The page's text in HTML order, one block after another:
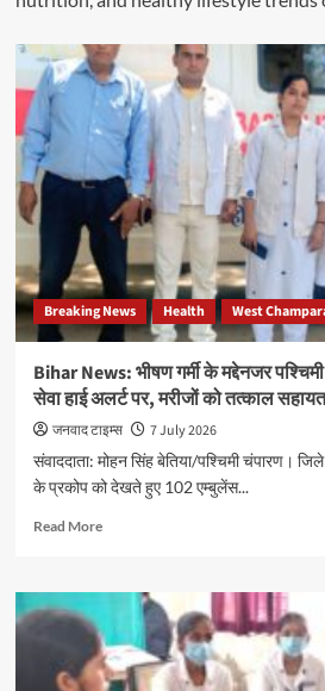
Breaking News Health West
Bihar News: भीषण गर्मी के मद्देनजर
सेवा हाई अलर्ट पर, मरीजों को तत्काल
जनवाद टाइम्स
7 July 2026
संवाददाता: मोहन सिंह बेतिया/पश्चिमी चंपारण।
के प्रकोप को देखते हुए 102 एम्बुलेंस...
Read MoreRead
Bihar
भीषण
गर्मी
के